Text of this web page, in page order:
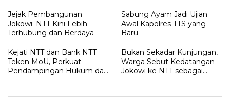
Gelar “RAJA TIMOR”
Kepada JOKO WIDODO
Jejak Pembangunan
Jokowi: NTT Kini Lebih
Terhubung dan Berdaya
Sabung Ayam Jadi Ujian
Awal Kapolres TTS yang
Baru
Kejati NTT dan Bank NTT
Teken MoU, Perkuat
Pendampingan Hukum dan
Bukan Sekadar Kunjungan,
Warga Sebut Kedatangan
Jokowi ke NTT sebagai